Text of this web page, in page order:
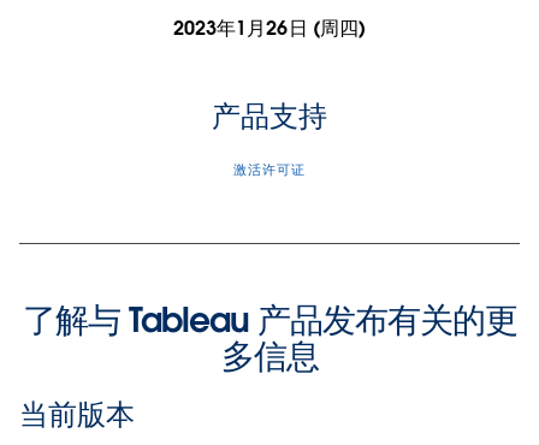
2023年1月26日 (周四)
产品支持
激活许可证
了解与 Tableau 产品发布有关的更
多信息
当前版本